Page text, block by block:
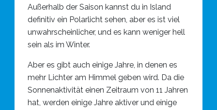
Außerhalb der Saison kannst du in Island
definitiv ein Polarlicht sehen, aber es ist viel
unwahrscheinlicher, und es kann weniger hell
sein als im Winter.
Aber es gibt auch einige Jahre, in denen es
mehr Lichter am Himmel geben wird. Da die
Sonnenaktivität einen Zeitraum von 11 Jahren
hat, werden einige Jahre aktiver und einige